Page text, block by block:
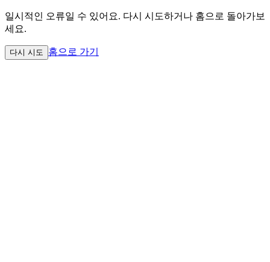
일시적인 오류일 수 있어요. 다시 시도하거나 홈으로 돌아가보
세요.
다시 시도 홈으로 가기